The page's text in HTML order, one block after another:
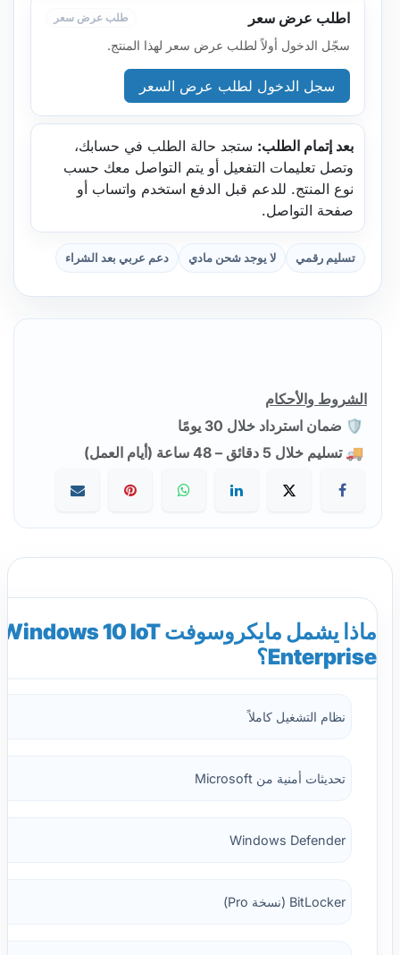
اطلب عرض سعر طلب عرض سعر
سجّل الدخول أولاً لطلب عرض سعر لهذا المنتج.
سجل الدخول لطلب عرض السعر
بعد إتمام الطلب: ستجد حالة الطلب في حسابك،
وتصل تعليمات التفعيل أو يتم التواصل معك حسب
نوع المنتج. للدعم قبل الدفع استخدم واتساب أو
صفحة التواصل.
تسليم رقمي لا يوجد شحن مادي دعم عربي بعد الشراء
الشروط والأحكام
🛡️ ضمان استرداد خلال 30 يومًا
🚚 تسليم خلال 5 دقائق – 48 ساعة (أيام العمل)
ماذا يشمل مايكروسوفت Windows 10 IoT
Enterprise؟
نظام التشغيل كاملاً
تحديثات أمنية من Microsoft
Windows Defender
BitLocker (نسخة Pro)